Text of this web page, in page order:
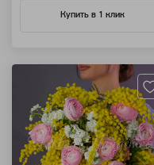
Купить в 1 клик